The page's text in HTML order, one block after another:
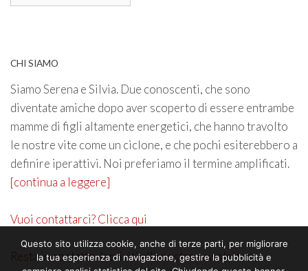
CHI SIAMO
Siamo Serena e Silvia. Due conoscenti, che sono
diventate amiche dopo aver scoperto di essere entrambe
mamme di figli altamente energetici, che hanno travolto
le nostre vite come un ciclone, e che pochi esiterebbero a
definire iperattivi. Noi preferiamo il termine amplificati.
[continua a leggere]
Vuoi contattarci? Clicca qui
Resta in contatto. Iscriviti alla nostra newsletter
Questo sito utilizza cookie, anche di terze parti, per migliorare
la tua esperienza di navigazione, gestire la pubblicità e